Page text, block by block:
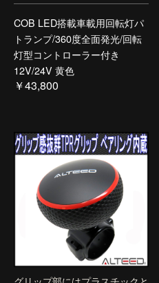
COB LED搭載車載用回転灯パ
トランプ/360度全面発光/回転
灯型コントローラー付き
12V/24V 黄色
￥43,800